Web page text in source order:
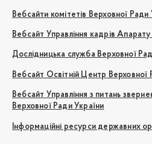
Вебсайти комітетів Верховної Ради
Вебсайт Управління кадрів
Дослідницька служба Верховної
Вебсайт Освітній Центр Верховної
Вебсайт Управління з питань
Верховної Ради України
Інформаційні ресурси державних